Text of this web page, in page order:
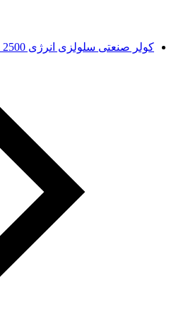
کولر صنعتی سلولزی انرژی EC 2500